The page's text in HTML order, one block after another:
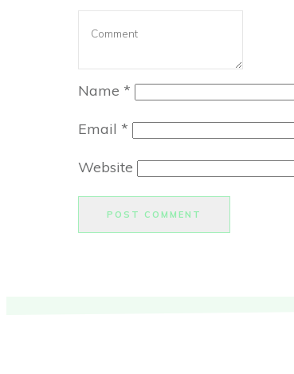
Name *
Email *
Website
POST COMMENT